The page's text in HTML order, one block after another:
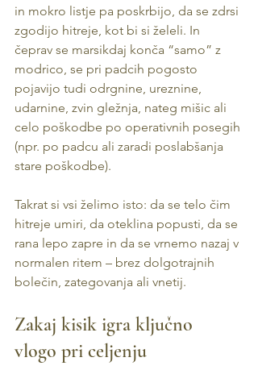
in mokro listje pa poskrbijo, da se zdrsi
zgodijo hitreje, kot bi si želeli. In
čeprav se marsikdaj konča “samo” z
modrico, se pri padcih pogosto
pojavijo tudi odrgnine, ureznine,
udarnine, zvin gležnja, nateg mišic ali
celo poškodbe po operativnih posegih
(npr. po padcu ali zaradi poslabšanja
stare poškodbe).
Takrat si vsi želimo isto: da se telo čim
hitreje umiri, da oteklina popusti, da se
rana lepo zapre in da se vrnemo nazaj v
normalen ritem – brez dolgotrajnih
bolečin, zategovanja ali vnetij.
Zakaj kisik igra ključno
vlogo pri celjenju